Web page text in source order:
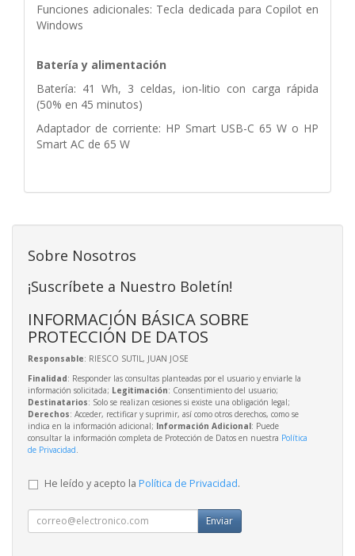
Funciones adicionales: Tecla dedicada para Copilot en
Windows
Batería y alimentación
Batería: 41 Wh, 3 celdas, ion-litio con carga rápida
(50% en 45 minutos)
Adaptador de corriente: HP Smart USB-C 65 W o HP
Smart AC de 65 W
Sobre Nosotros
¡Suscríbete a Nuestro Boletín!
INFORMACIÓN BÁSICA SOBRE
PROTECCIÓN DE DATOS
Responsable: RIESCO SUTIL, JUAN JOSE
Finalidad: Responder las consultas planteadas por el usuario y enviarle la
información solicitada; Legitimación: Consentimiento del usuario;
Destinatarios: Solo se realizan cesiones si existe una obligación legal;
Derechos: Acceder, rectificar y suprimir, así como otros derechos, como se
indica en la información adicional; Información Adicional: Puede
consultar la información completa de Protección de Datos en nuestra Política
de Privacidad
He leído y acepto la Política de Privacidad.
Enviar